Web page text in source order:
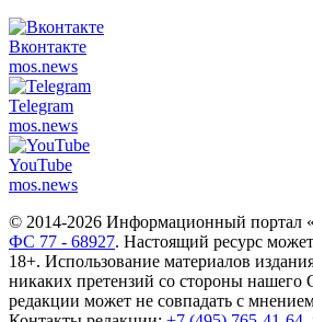
Вконтакте
mos.news
Telegram
mos.news
YouTube
mos.news
© 2014-2026 Информационный портал
ФС 77 - 68927. Настоящий ресурс
18+. Использование материалов
никаких претензий со стороны
редакции может не совпадать с